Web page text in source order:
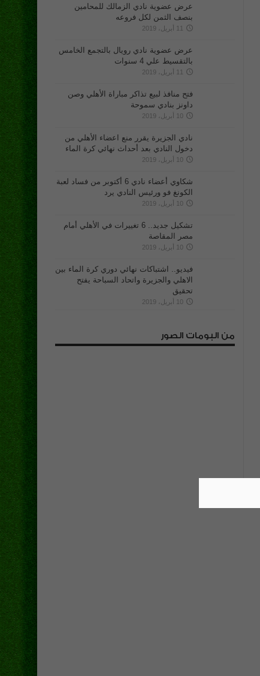
عرض عضوية نادي الزمالك للمحامين
بنصف الثمن لكل فروعه
11 أبريل، 2019
عرض عضوية نادي رويال بالتجمع الخامس
بالتقسيط علي 4 سنوات
11 أبريل، 2019
فتح منافذ لبيع تذاكر مباراة الأهلي وصن
داونز بنادي سموحة
10 أبريل، 2019
نادي الجزيرة يقرر منع اعضاء الأهلي من
دخول النادي بعد أحداث نهائي كرة الماء
10 أبريل، 2019
شكاوي أعضاء نادي 6 أكتوبر من فساد لعبة
الكونغ فو ورئيس النادي يرد
10 أبريل، 2019
تشكيل جديد.. 6 تغييرات في الأهلي أمام
مصر المقاصة
10 أبريل، 2019
فيديو.. اشتباكات نهائي دوري كرة الماء بين
الاهلي والجزيرة واتحاد السباحة يفتح
تحقيق
10 أبريل، 2019
من البومات الصور